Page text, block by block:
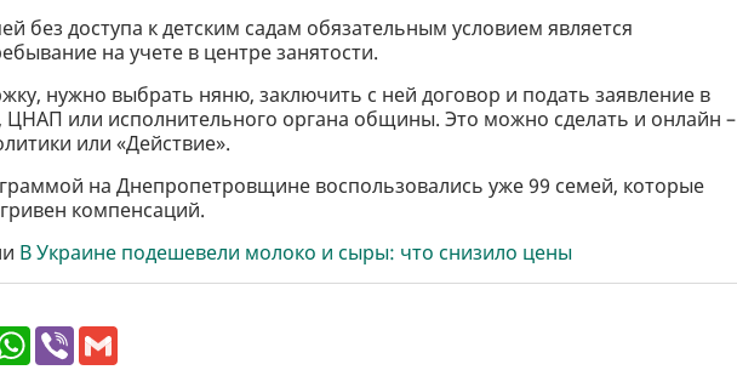
без доступа к детским садам обязательным условием является
на учете в центре занятости.
нужно выбрать няню, заключить с ней договор и подать заявление в
или исполнительного органа общины. Это можно сделать и онлайн –
или «Действие».
на Днепропетровщине воспользовались уже 99 семей, которые
компенсаций.
В Украине подешевели молоко и сыры: что снизило цены
W
h
V